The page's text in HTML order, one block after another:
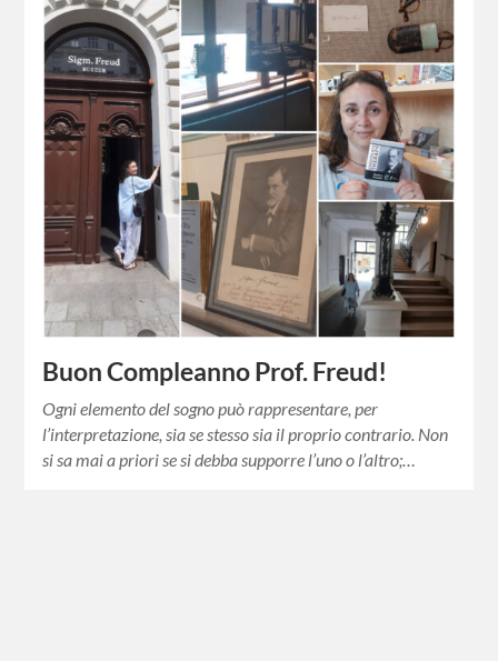
Buon Compleanno Prof. Freud!
Ogni elemento del sogno può rappresentare, per
l’interpretazione, sia se stesso sia il proprio contrario. Non
si sa mai a priori se si debba supporre l’uno o l’altro;…